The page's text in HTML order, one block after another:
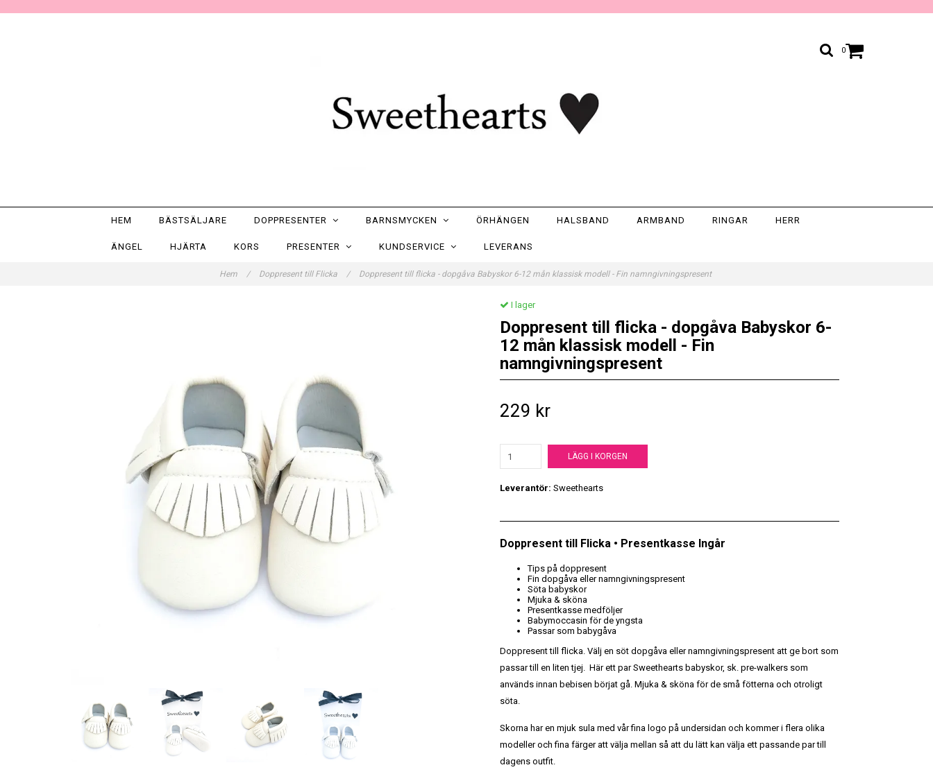
0
HEM BÄSTSÄLJARE DOPPRESENTER BARNSMYCKEN ÖRHÄNGEN HALSBAND ARMBAND RINGAR HERR
ÄNGEL HJÄRTA KORS PRESENTER KUNDSERVICE LEVERANS
Hem / Doppresent till Flicka / Doppresent till flicka - dopgåva Babyskor 6-12 mån klassisk modell - Fin namngivningspresent
I lager
Doppresent till flicka - dopgåva Babyskor 6-
12 mån klassisk modell - Fin
namngivningspresent
229 kr
LÄGG I KORGEN
Leverantör: Sweethearts
Doppresent till Flicka • Presentkasse Ingår
Tips på doppresent
Fin dopgåva eller namngivningspresent
Söta babyskor
Mjuka & sköna
Presentkasse medföljer
Babymoccasin för de yngsta
Passar som babygåva
Doppresent till flicka. Välj en söt dopgåva eller namngivningspresent att ge bort som
passar till en liten tjej. Här ett par Sweethearts babyskor, sk. pre-walkers som
används innan bebisen börjat gå. Mjuka & sköna för de små fötterna och otroligt
söta.
Skorna har en mjuk sula med vår fina logo på undersidan och kommer i flera olika
modeller och fina färger att välja mellan så att du lätt kan välja ett passande par till
dagens outfit.